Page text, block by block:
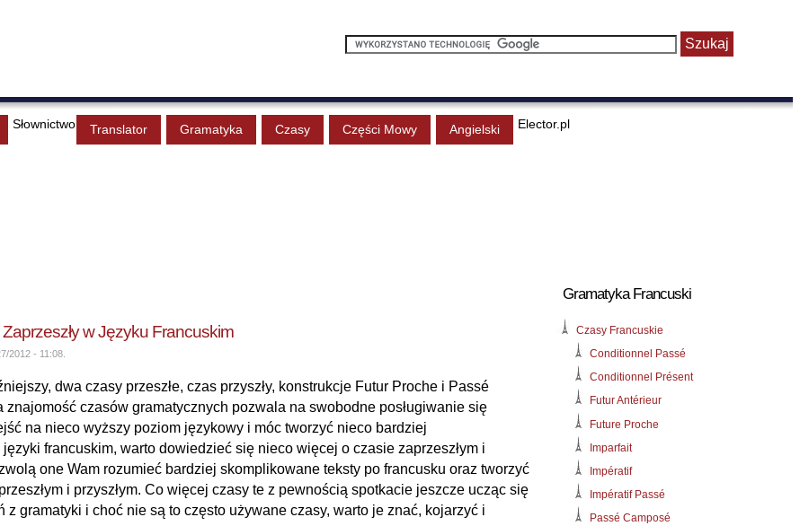
Słownictwo Translator Gramatyka Czasy Części Mowy Angielski Elector.pl
Gramatyka Francuski
Czasy Francuskie
Conditionnel Passé
Conditionnel Présent
Futur Antérieur
Future Proche
Imparfait
Impératif
Impératif Passé
Passé Camposé
w Języku Francuskim
2012 - 11:08.
dwa czasy przeszłe, czas przyszły, konstrukcje Futur Proche i Passé
znajomość czasów gramatycznych pozwala na swobodne posługiwanie się
na nieco wyższy poziom językowy i móc tworzyć nieco bardziej
francuskim, warto dowiedzieć się nieco więcej o czasie zaprzeszłym i
one Wam rozumieć bardziej skomplikowane teksty po francusku oraz tworzyć
i przyszłym. Co więcej czasy te z pewnością spotkacie jeszcze ucząc się
z gramatyki i choć nie są to często używane czasy, warto je znać, kojarzyć i